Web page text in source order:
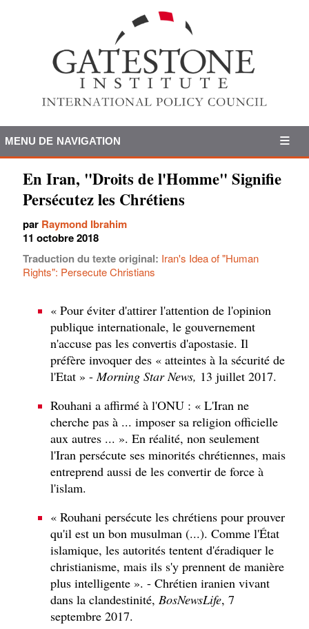
MENU DE NAVIGATION
En Iran, "Droits de l'Homme" Signifie
Persécutez les Chrétiens
par Raymond Ibrahim
11 octobre 2018
Traduction du texte original: Iran's Idea of "Human
Rights": Persecute Christians
« Pour éviter d'attirer l'attention de l'opinion
publique internationale, le gouvernement
n'accuse pas les convertis d'apostasie. Il
préfère invoquer des « atteintes à la sécurité de
l'Etat » - Morning Star News, 13 juillet 2017.
Rouhani a affirmé à l'ONU : « L'Iran ne
cherche pas à ... imposer sa religion officielle
aux autres ... ». En réalité, non seulement
l'Iran persécute ses minorités chrétiennes, mais
entreprend aussi de les convertir de force à
l'islam.
« Rouhani persécute les chrétiens pour prouver
qu'il est un bon musulman (...). Comme l'État
islamique, les autorités tentent d'éradiquer le
christianisme, mais ils s'y prennent de manière
plus intelligente ». - Chrétien iranien vivant
dans la clandestinité, BosNewsLife, 7
septembre 2017.